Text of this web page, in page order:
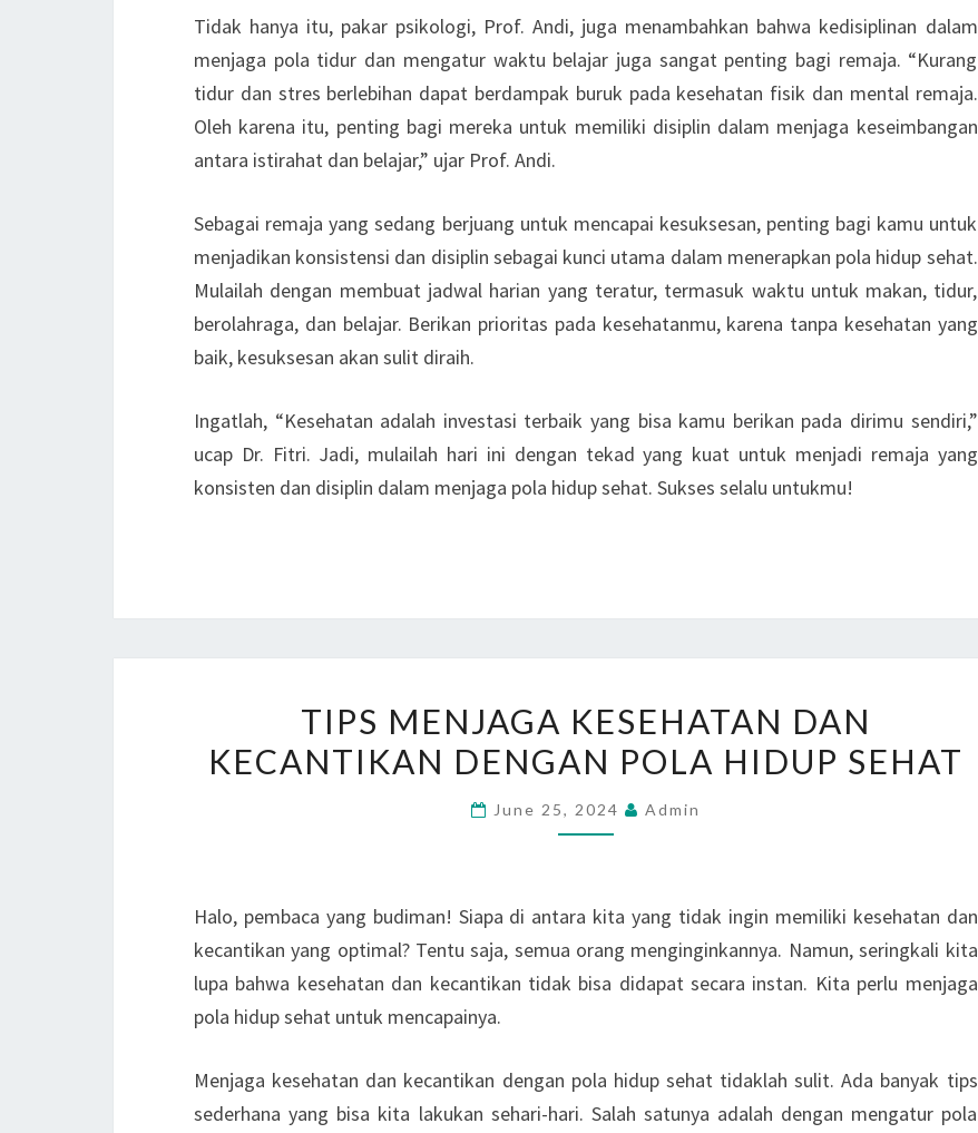
Tidak hanya itu, pakar psikologi, Prof. Andi, juga menambahkan bahwa kedisiplinan dalam
menjaga pola tidur dan mengatur waktu belajar juga sangat penting bagi remaja. “Kurang
tidur dan stres berlebihan dapat berdampak buruk pada kesehatan fisik dan mental remaja.
Oleh karena itu, penting bagi mereka untuk memiliki disiplin dalam menjaga keseimbangan
antara istirahat dan belajar,” ujar Prof. Andi.
Sebagai remaja yang sedang berjuang untuk mencapai kesuksesan, penting bagi kamu untuk
menjadikan konsistensi dan disiplin sebagai kunci utama dalam menerapkan pola hidup sehat.
Mulailah dengan membuat jadwal harian yang teratur, termasuk waktu untuk makan, tidur,
berolahraga, dan belajar. Berikan prioritas pada kesehatanmu, karena tanpa kesehatan yang
baik, kesuksesan akan sulit diraih.
Ingatlah, “Kesehatan adalah investasi terbaik yang bisa kamu berikan pada dirimu sendiri,”
ucap Dr. Fitri. Jadi, mulailah hari ini dengan tekad yang kuat untuk menjadi remaja yang
konsisten dan disiplin dalam menjaga pola hidup sehat. Sukses selalu untukmu!
MENJAGA
KESEHATAN
KECANTIKAN
HIDUP
SEHAT
TIPS MENJAGA KESEHATAN DAN
KECANTIKAN DENGAN POLA HIDUP SEHAT
June 25, 2024 Admin
Halo, pembaca yang budiman! Siapa di antara kita yang tidak ingin memiliki kesehatan dan
kecantikan yang optimal? Tentu saja, semua orang menginginkannya. Namun, seringkali kita
lupa bahwa kesehatan dan kecantikan tidak bisa didapat secara instan. Kita perlu menjaga
pola hidup sehat untuk mencapainya.
Menjaga kesehatan dan kecantikan dengan pola hidup sehat tidaklah sulit. Ada banyak tips
sederhana yang bisa kita lakukan sehari-hari. Salah satunya adalah dengan mengatur pola